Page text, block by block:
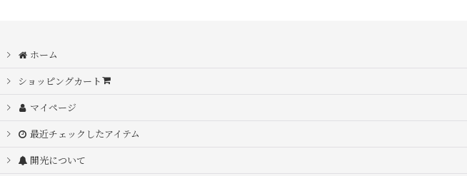
ホーム
ショッピングカート
マイページ
最近チェックしたアイテム
開光について